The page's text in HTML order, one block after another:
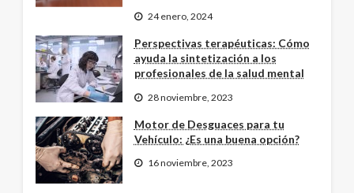
24 enero, 2024
Perspectivas terapéuticas: Cómo
ayuda la sintetización a los
profesionales de la salud mental
28 noviembre, 2023
Motor de Desguaces para tu
Vehículo: ¿Es una buena opción?
16 noviembre, 2023